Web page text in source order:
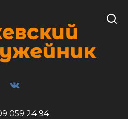
059 24 94